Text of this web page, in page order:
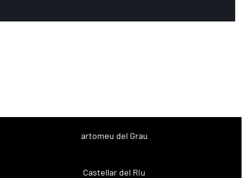
artomeu del Grau
Castellar del Riu